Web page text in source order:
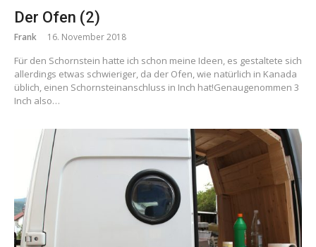
Der Ofen (2)
Frank 16. November 2018
Für den Schornstein hatte ich schon meine Ideen, es gestaltete sich
allerdings etwas schwieriger, da der Ofen, wie natürlich in Kanada
üblich, einen Schornsteinanschluss in Inch hat!Genaugenommen 3
Inch also…